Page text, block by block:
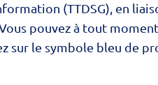
(TTDSG), en
Vous pouvez à tout
sur le symbole bleu de